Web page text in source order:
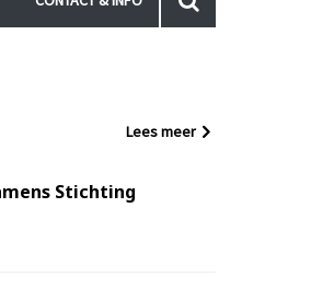
Lees meer
Stichting